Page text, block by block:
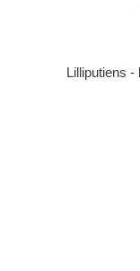
Lilliputiens